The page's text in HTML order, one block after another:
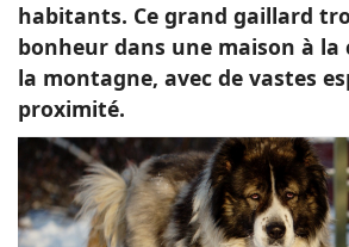
habitants. Ce grand gaillard
bonheur dans une maison à la
la montagne, avec de vastes
proximité.